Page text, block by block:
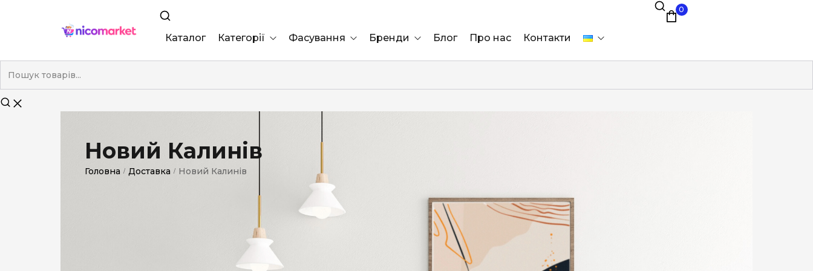
Каталог Категорії
Nano
Без фільтра
Смакові (капсула)
Фасування Бренди Блог Про нас Контакти
0
Новий Калинів
Головна / Доставка / Новий Калинів